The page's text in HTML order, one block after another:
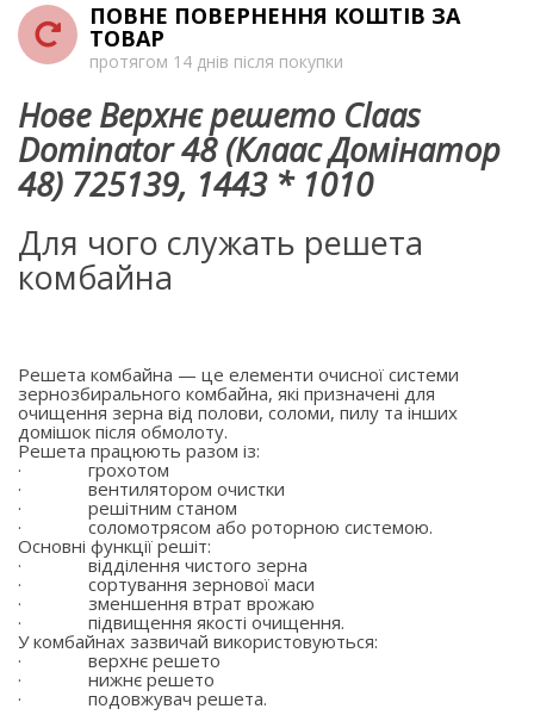
ПОВНЕ ПОВЕРНЕННЯ КОШТІВ ЗА
ТОВАР
протягом 14 днів після покупки
Нове Верхнє решето Claas
Dominator 48 (Клаас Домінатор
48) 725139, 1443 * 1010
Для чого служать решета
комбайна
Решета комбайна — це елементи очисної системи
зернозбирального комбайна, які призначені для
очищення зерна від полови, соломи, пилу та інших
домішок після обмолоту.
Решета працюють разом із:
·
грохотом
·
вентилятором очистки
·
решітним станом
·
соломотрясом або роторною системою.
Основні функції решіт:
·
відділення чистого зерна
·
сортування зернової маси
·
зменшення втрат врожаю
·
підвищення якості очищення.
У комбайнах зазвичай використовуються:
·
верхнє решето
·
нижнє решето
·
подовжувач решета.